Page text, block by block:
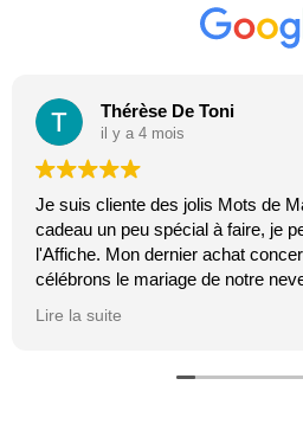
Thérèse De Toni
il y a 4 mois
Je suis cliente des jolis Mots de
cadeau un peu spécial à faire, je
l'Affiche. Mon dernier achat
célébrons le mariage de notre
Lire la suite